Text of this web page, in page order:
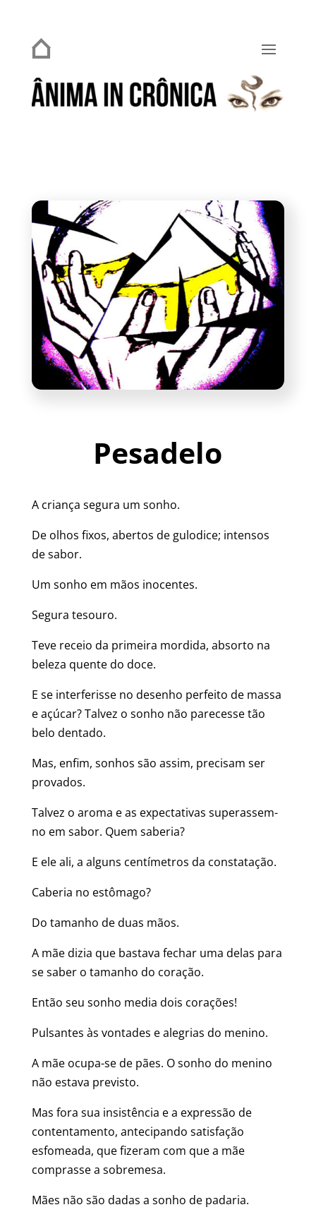
Pesadelo
A criança segura um sonho.
De olhos fixos, abertos de gulodice; intensos
de sabor.
Um sonho em mãos inocentes.
Segura tesouro.
Teve receio da primeira mordida, absorto na
beleza quente do doce.
E se interferisse no desenho perfeito de massa
e açúcar? Talvez o sonho não parecesse tão
belo dentado.
Mas, enfim, sonhos são assim, precisam ser
provados.
Talvez o aroma e as expectativas superassem-
no em sabor. Quem saberia?
E ele ali, a alguns centímetros da constatação.
Caberia no estômago?
Do tamanho de duas mãos.
A mãe dizia que bastava fechar uma delas para
se saber o tamanho do coração.
Então seu sonho media dois corações!
Pulsantes às vontades e alegrias do menino.
A mãe ocupa-se de pães. O sonho do menino
não estava previsto.
Mas fora sua insistência e a expressão de
contentamento, antecipando satisfação
esfomeada, que fizeram com que a mãe
comprasse a sobremesa.
Mães não são dadas a sonho de padaria.